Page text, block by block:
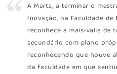
A Marta, a terminar o
Inovação, na Faculdade
reconhece a mais-valia de
secundário com plano
reconhecendo que houve
da faculdade em que